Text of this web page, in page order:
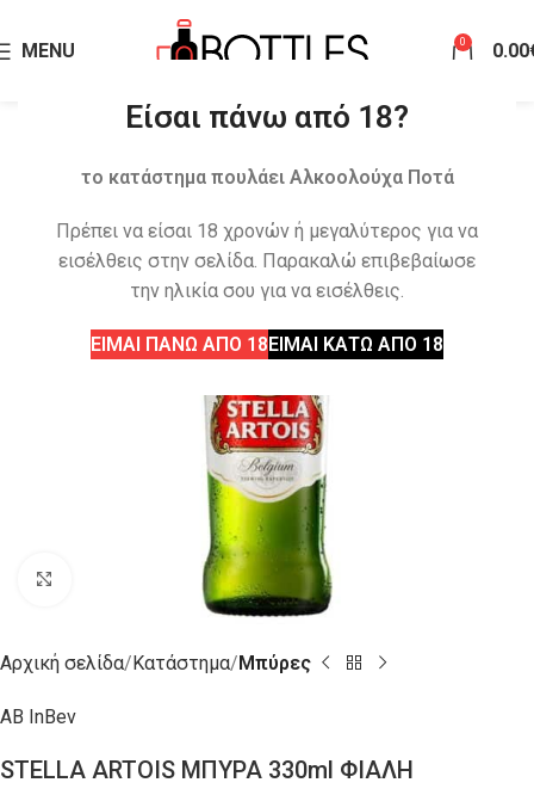
Είσαι πάνω από 18?
το κατάστημα πουλάει Αλκοολούχα Ποτά
Πρέπει να είσαι 18 χρονών ή μεγαλύτερος για να
εισέλθεις στην σελίδα. Παρακαλώ επιβεβαίωσε
την ηλικία σου για να εισέλθεις.
ΕΙΜΑΙ ΠΑΝΩ ΑΠΟ 18ΕΙΜΑΙ ΚΑΤΩ ΑΠΟ 18
MENU 0 0.00
Click to enlarge
Αρχική σελίδα Κατάστημα Μπύρες
AB InBev
STELLA ARTOIS ΜΠΥΡΑ 330ml ΦΙΑΛΗ